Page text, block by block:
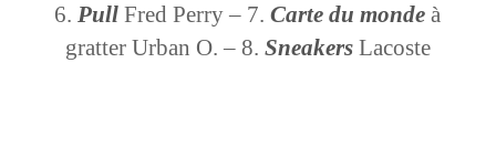
6.Pull Fred Perry – 7.Carte du monde à
gratter Urban O. – 8. SneakersLacoste